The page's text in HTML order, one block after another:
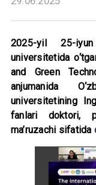
2025-yil 25-
universitetida
and Green
anjumanida
universitetining
fanlari doktori,
ma’ruzachi sifatida